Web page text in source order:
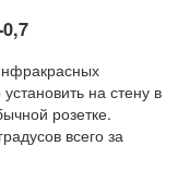
на стену в
розетке.
всего за